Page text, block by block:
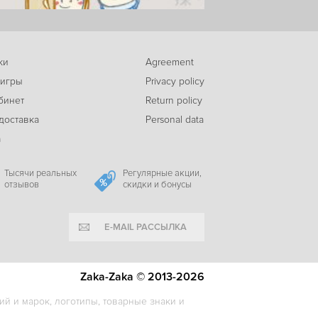
Desolate
189
Agreement
Privacy policy
Return policy
Personal data
Тысячи реальных
отзывов
Регулярные акции,
скидки и бонусы
E-MAIL РАССЫЛКА
и марок, логотипы, товарные знаки и
Zaka-Zaka © 2013-2026